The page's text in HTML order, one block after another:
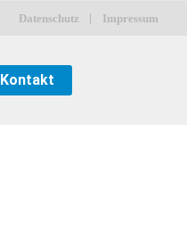
Datenschutz Impressum
Kontakt